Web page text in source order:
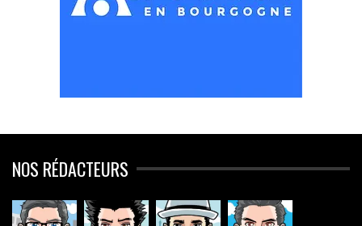
NOS RÉDACTEURS